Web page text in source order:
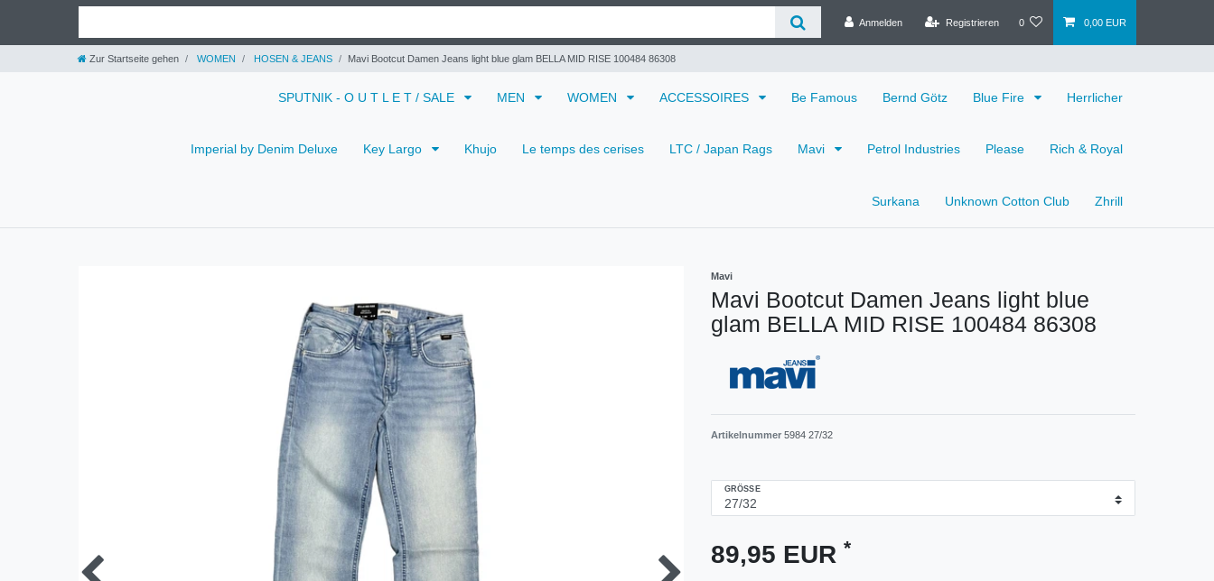
Anmelden Registrieren 0 0,00 EUR
Zur Startseite gehen WOMEN HOSEN & JEANS Mavi Bootcut Damen Jeans light blue glam BELLA MID RISE 100484 86308
SPUTNIK - O U T L E T / SALE MEN WOMEN ACCESSOIRES Be Famous Bernd Götz Blue Fire Herrlicher
Imperial by Denim Deluxe Key Largo Khujo Le temps des cerises LTC / Japan Rags Mavi Petrol Industries Please Rich & Royal
Surkana Unknown Cotton Club Zhrill
Mavi
Mavi Bootcut Damen Jeans light blue
glam BELLA MID RISE 100484 86308
Artikelnummer 5984 27/32
GRÖSSE
89,95 EUR *